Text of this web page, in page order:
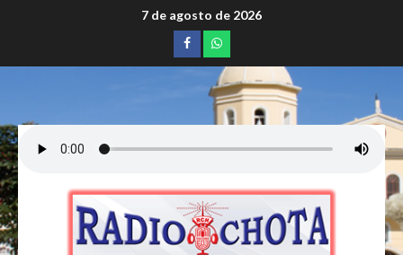
7 de agosto de 2026
Facebookwhatsapp